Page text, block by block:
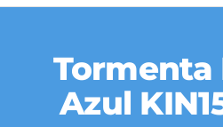
Tormenta
Azul